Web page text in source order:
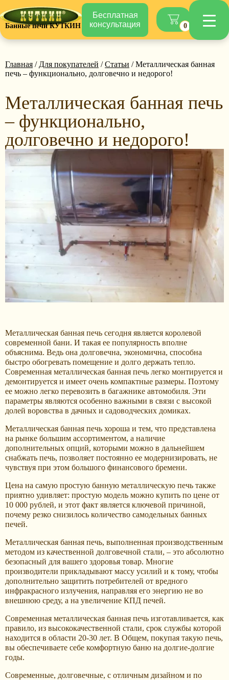
Банные печи КУТКИН
Бесплатная
консультация
0
Главная / Для покупателей /Статьи / Металлическая банная
печь – функционально, долговечно и недорого!
Металлическая банная печь
– функционально,
долговечно и недорого!
Металлическая банная печь сегодня является королевой
современной бани. И такая ее популярность вполне
объяснима. Ведь она долговечна, экономична, способна
быстро обогревать помещение и долго держать тепло.
Современная металлическая банная печь легко монтируется и
демонтируется и имеет очень компактные размеры. Поэтому
ее можно легко перевозить в багажнике автомобиля. Эти
параметры являются особенно важными в связи с высокой
долей воровства в дачных и садоводческих домиках.
Металлическая банная печь хороша и тем, что представлена
на рынке большим ассортиментом, а наличие
дополнительных опций, которыми можно в дальнейшем
снабжать печь, позволяет постоянно ее модернизировать, не
чувствуя при этом большого финансового бремени.
Цена на самую простую банную металлическую печь также
приятно удивляет: простую модель можно купить по цене от
10 000 рублей, и этот факт является ключевой причиной,
почему резко снизилось количество самодельных банных
печей.
Металлическая банная печь, выполненная производственным
методом из качественной долговечной стали, – это абсолютно
безопасный для вашего здоровья товар. Многие
производители прикладывают массу усилий и к тому, чтобы
дополнительно защитить потребителей от вредного
инфракрасного излучения, направляя его энергию не во
внешнюю среду, а на увеличение КПД печей.
Современная металлическая банная печь изготавливается, как
правило, из высококачественной стали, срок службы которой
находится в области 20-30 лет. В Общем, покупая такую печь,
вы обеспечиваете себе комфортную баню на долгие-долгие
годы.
Современные, долговечные, с отличным дизайном и по